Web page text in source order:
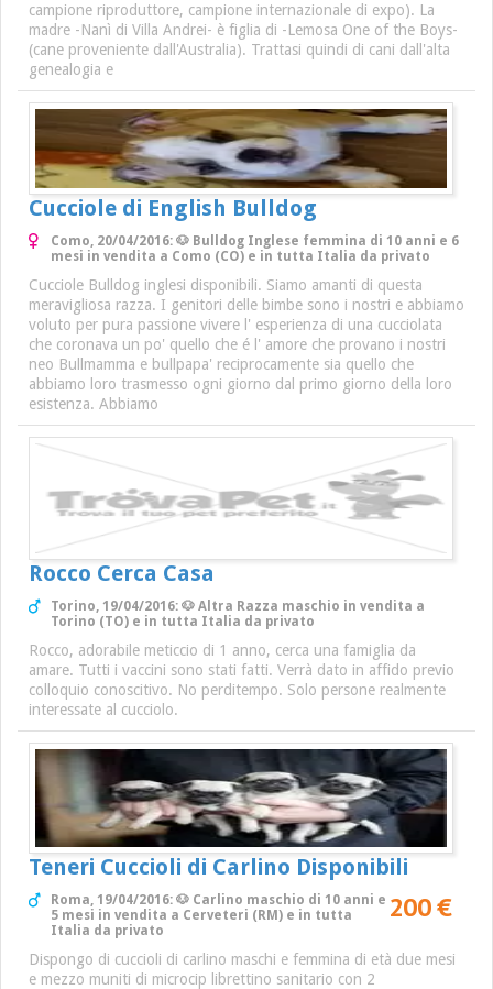
campione riproduttore, campione internazionale di expo). La
madre -Nanì di Villa Andrei- è figlia di -Lemosa One of the Boys-
(cane proveniente dall'Australia). Trattasi quindi di cani dall'alta
genealogia e
Cucciole di English Bulldog
Como, 20/04/2016: 🐶 Bulldog Inglese femmina di 10 anni e 6
mesi in vendita a Como (CO) e in tutta Italia da privato
Cucciole Bulldog inglesi disponibili. Siamo amanti di questa
meravigliosa razza. I genitori delle bimbe sono i nostri e abbiamo
voluto per pura passione vivere l' esperienza di una cucciolata
che coronava un po' quello che é l' amore che provano i nostri
neo Bullmamma e bullpapa' reciprocamente sia quello che
abbiamo loro trasmesso ogni giorno dal primo giorno della loro
esistenza. Abbiamo
Rocco Cerca Casa
Torino, 19/04/2016: 🐶 Altra Razza maschio in vendita a
Torino (TO) e in tutta Italia da privato
Rocco, adorabile meticcio di 1 anno, cerca una famiglia da
amare. Tutti i vaccini sono stati fatti. Verrà dato in affido previo
colloquio conoscitivo. No perditempo. Solo persone realmente
interessate al cucciolo.
Teneri Cuccioli di Carlino Disponibili
200 €
Roma, 19/04/2016: 🐶 Carlino maschio di 10 anni e
5 mesi in vendita a Cerveteri (RM) e in tutta
Italia da privato
Dispongo di cuccioli di carlino maschi e femmina di età due mesi
e mezzo muniti di microcip librettino sanitario con 2